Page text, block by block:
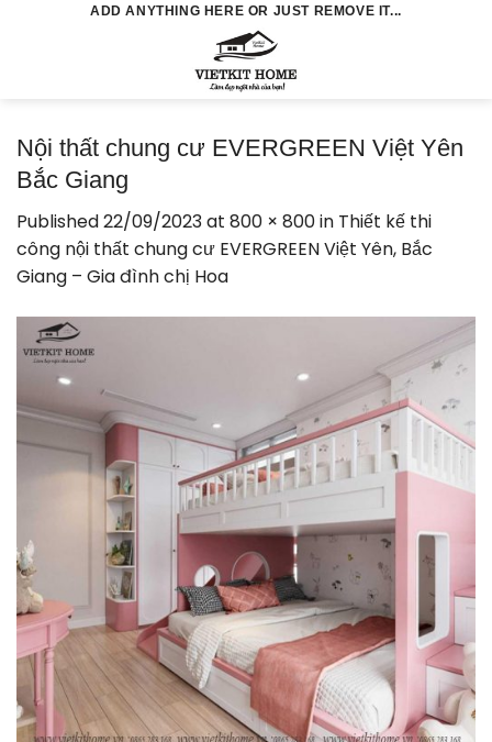
ADD ANYTHING HERE OR JUST REMOVE IT...
Nội thất chung cư EVERGREEN Việt Yên
Bắc Giang
Published22/09/2023at 800 × 800in Thiết kế thi
công nội thất chung cư EVERGREEN Việt Yên, Bắc
Giang – Gia đình chị Hoa